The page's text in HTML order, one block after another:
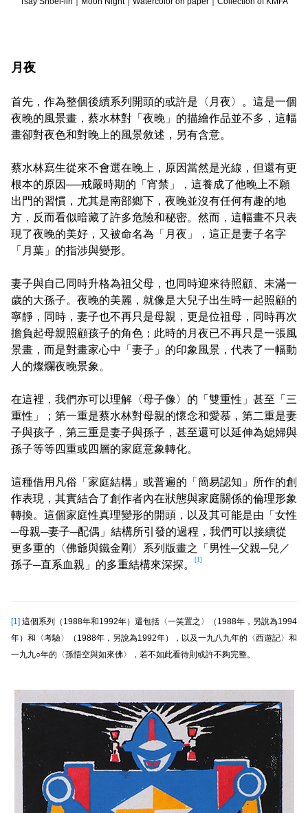
月夜
首先，作為整個後續系列開頭的或許是〈月夜〉。這是一個
夜晚的風景畫，蔡水林對「夜晚」的描繪作品並不多，這幅
畫卻對夜色和對晚上的風景敘述，另有含意。
蔡水林寫生從來不會選在晚上，原因當然是光線，但還有更
根本的原因──戒嚴時期的「宵禁」，這養成了他晚上不願
出門的習慣，尤其是南部鄉下，夜晚並沒有任何有趣的地
方，反而看似暗藏了許多危險和秘密。然而，這幅畫不只表
現了夜晚的美好，又被命名為「月夜」，這正是妻子名字
「月葉」的指涉與變形。
妻子與自己同時升格為祖父母，也同時迎來待照顧、未滿一
歲的大孫子。夜晚的美麗，就像是大兒子出生時一起照顧的
寧靜，同時，妻子也不再只是母親，更是位祖母，同時再次
擔負起母親照顧孩子的角色；此時的月夜已不再只是一張風
景畫，而是對畫家心中「妻子」的印象風景，代表了一幅動
人的燦爛夜晚景象。
在這裡，我們亦可以理解〈母子像〉的「雙重性」甚至「三
重性」；第一重是蔡水林對母親的懷念和愛慕，第二重是妻
子與孩子，第三重是妻子與孫子，甚至還可以延伸為媳婦與
孫子等等四重或四層的家庭意象轉化。
這種借用凡俗「家庭結構」或普遍的「簡易認知」所作的創
作表現，其實結合了創作者內在狀態與家庭關係的倫理形象
轉換。這個家庭性真理變形的開頭，以及其可能是由「女性
─母親─妻子─配偶」結構所引發的過程，我們可以接續從
更多重的〈佛爺與鐵金剛〉系列版畫之「男性─父親─兒／
孫子─直系血親」的多重結構來深探。
[1]
[1] 這個系列（1988年和1992年）還包括〈一笑置之〉（1988年，另說為1994
年）和〈考驗〉（1988年，另說為1992年），以及一九八九年的〈西遊記〉和
一九九○年的〈孫悟空與如來佛〉，若不如此看待則或許不夠完整。